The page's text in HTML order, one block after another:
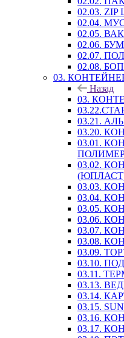
02.03.
02.04.
02.05.
02.06.
02.07.
02.08.
03.
Назад
03.
03.21.
03.20.
03.01.
03.02.
03.03.
03.04.
03.05.
03.06.
03.07.
03.08.
03.09.
03.10.
03.11.
03.13.
03.14.
03.15.
03.16.
03.17.